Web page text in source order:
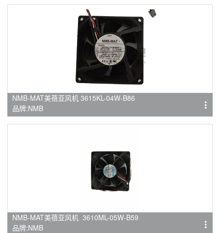
NMB-MAT美蓓亚风机 3615KL-04W-B86
品牌:NMB
NMB-MAT美蓓亚风机 3610ML-05W-B59
品牌:NMB